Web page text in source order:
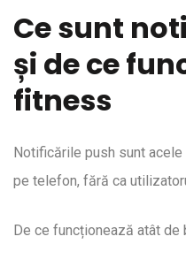
Ce sunt
și de ce
fitness
Notificările push sunt
pe telefon, fără ca
De ce funcționează atât de